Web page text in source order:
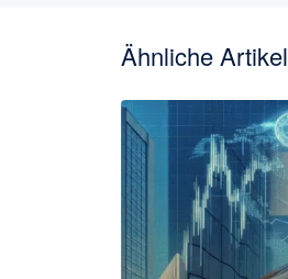
Ähnliche Artikel